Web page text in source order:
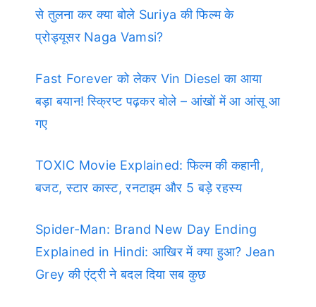
से तुलना कर क्या बोले Suriya की फिल्म के
प्रोड्यूसर Naga Vamsi?
Fast Forever को लेकर Vin Diesel का आया
बड़ा बयान! स्क्रिप्ट पढ़कर बोले – आंखों में आ आंसू आ
गए
TOXIC Movie Explained: फिल्म की कहानी,
बजट, स्टार कास्ट, रनटाइम और 5 बड़े रहस्य
Spider-Man: Brand New Day Ending
Explained in Hindi: आखिर में क्या हुआ? Jean
Grey की एंट्री ने बदल दिया सब कुछ